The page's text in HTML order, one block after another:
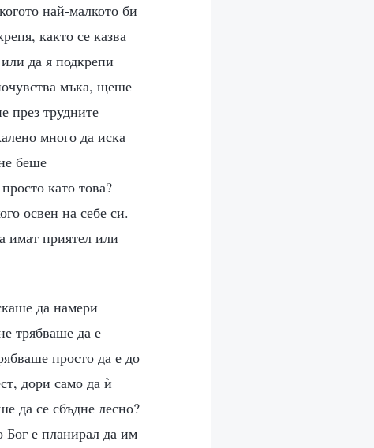
най-малкото би
както се казва
да я подкрепи
мъка, щеше
през трудните
много да иска
беше
като това?
освен на себе си.
имат приятел или
да намери
трябваше да е
просто да е до
дори само да ѝ
да се сбъдне лесно?
Бог е планирал да им